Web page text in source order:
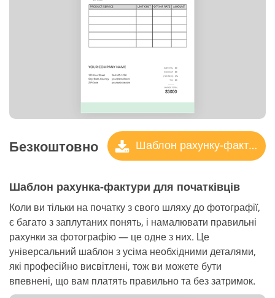
Безкоштовно Шаблон рахунку-фактури
Шаблон рахунка-фактури для початківців
Коли ви тільки на початку з свого шляху до фотографії,
є багато з заплутаних понять, і намалювати правильні
рахунки за фотографію — це одне з них. Це
універсальний шаблон з усіма необхідними деталями,
які професійно висвітлені, тож ви можете бути
впевнені, що вам платять правильно та без затримок.